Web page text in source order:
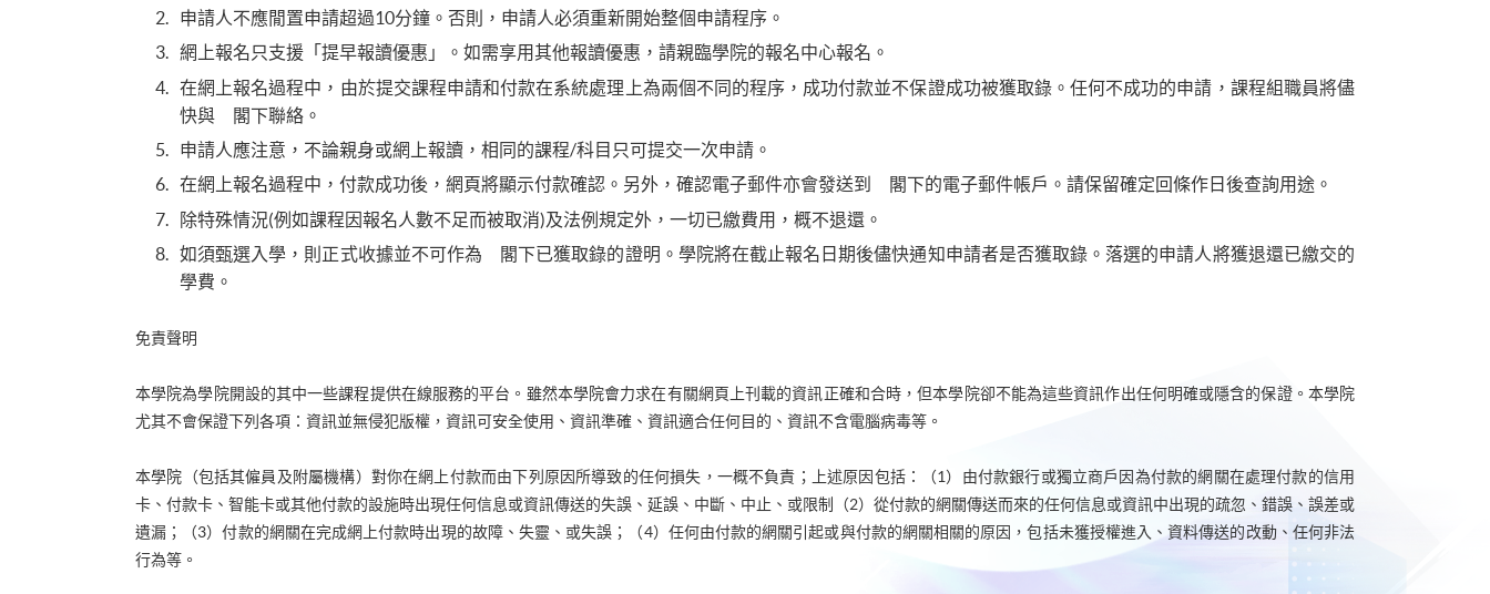
申請人不應閒置申請超過10分鐘。否則，申請人必須重新開始整個申請程序。
網上報名只支援「提早報讀優惠」。如需享用其他報讀優惠，請親臨學院的報名中心報名。
在網上報名過程中，由於提交課程申請和付款在系統處理上為兩個不同的程序，成功付款並不保證成功被獲取錄。任何不成功的申請，課程組職員將儘
快與 閣下聯絡。
申請人應注意，不論親身或網上報讀，相同的課程/科目只可提交一次申請。
在網上報名過程中，付款成功後，網頁將顯示付款確認。另外，確認電子郵件亦會發送到 閣下的電子郵件帳戶。請保留確定回條作日後查詢用途。
除特殊情況(例如課程因報名人數不足而被取消)及法例規定外，一切已繳費用，概不退還。
如須甄選入學，則正式收據並不可作為 閣下已獲取錄的證明。學院將在截止報名日期後儘快通知申請者是否獲取錄。落選的申請人將獲退還已繳交的
學費。
免責聲明
本學院為學院開設的其中一些課程提供在線服務的平台。雖然本學院會力求在有關網頁上刊載的資訊正確和合時，但本學院卻不能為這些資訊作出任何明確或隱含的保證。本學院
尤其不會保證下列各項：資訊並無侵犯版權，資訊可安全使用、資訊準確、資訊適合任何目的、資訊不含電腦病毒等。
本學院（包括其僱員及附屬機構）對你在網上付款而由下列原因所導致的任何損失，一概不負責；上述原因包括：（1）由付款銀行或獨立商戶因為付款的網關在處理付款的信用
卡、付款卡、智能卡或其他付款的設施時出現任何信息或資訊傳送的失誤、延誤、中斷、中止、或限制（2）從付款的網關傳送而來的任何信息或資訊中出現的疏忽、錯誤、誤差或
遺漏；（3）付款的網關在完成網上付款時出現的故障、失靈、或失誤；（4）任何由付款的網關引起或與付款的網關相關的原因，包括未獲授權進入、資料傳送的改動、任何非法
行為等。